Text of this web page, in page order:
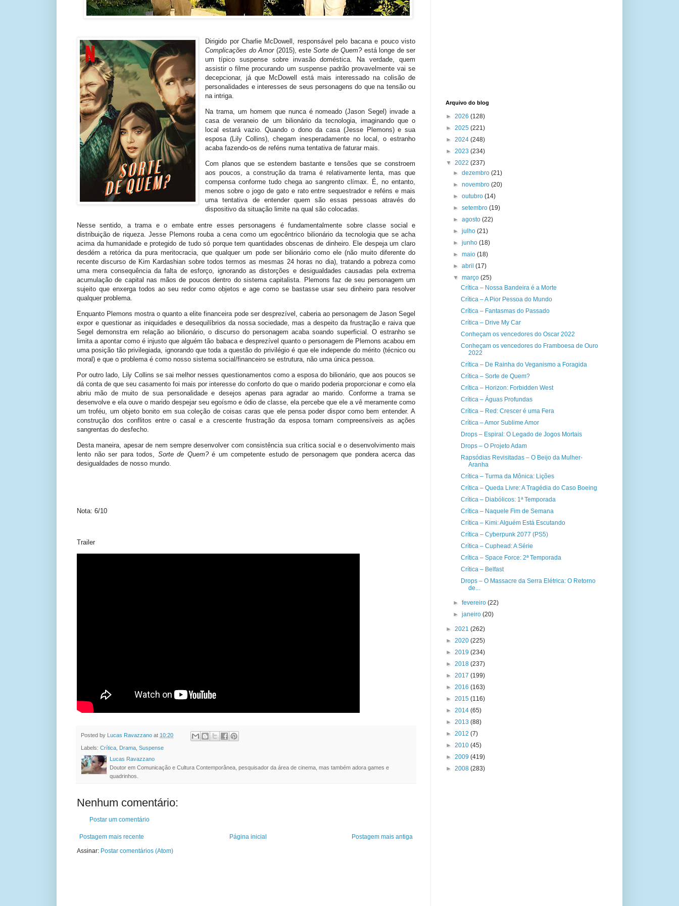
Dirigido por Charlie McDowell, responsável pelo bacana e pouco visto
Complicações do Amor (2015), esteSorte de Quem? está longe de ser
um típico suspense sobre invasão doméstica. Na verdade, quem
assistir o filme procurando um suspense padrão provavelmente vai se
decepcionar, já que McDowell está mais interessado na colisão de
personalidades e interesses de seus personagens do que na tensão ou
na intriga.
Na trama, um homem que nunca é nomeado (Jason Segel) invade a
casa de veraneio de um bilionário da tecnologia, imaginando que o
local estará vazio. Quando o dono da casa (Jesse Plemons) e sua
esposa (Lily Collins), chegam inesperadamente no local, o estranho
acaba fazendo-os de reféns numa tentativa de faturar mais.
Com planos que se estendem bastante e tensões que se constroem
aos poucos, a construção da trama é relativamente lenta, mas que
compensa conforme tudo chega ao sangrento clímax. É, no entanto,
menos sobre o jogo de gato e rato entre sequestrador e reféns e mais
uma tentativa de entender quem são essas pessoas através do
dispositivo da situação limite na qual são colocadas.
Nesse sentido, a trama e o embate entre esses personagens é fundamentalmente sobre classe social e
distribuição de riqueza. Jesse Plemons rouba a cena como um egocêntrico bilionário da tecnologia que se acha
acima da humanidade e protegido de tudo só porque tem quantidades obscenas de dinheiro. Ele despeja um claro
desdém a retórica da pura meritocracia, que qualquer um pode ser bilionário como ele (não muito diferente do
recente discurso de Kim Kardashian sobre todos termos as mesmas 24 horas no dia), tratando a pobreza como
uma mera consequência da falta de esforço, ignorando as distorções e desigualdades causadas pela extrema
acumulação de capital nas mãos de poucos dentro do sistema capitalista. Plemons faz de seu personagem um
sujeito que enxerga todos ao seu redor como objetos e age como se bastasse usar seu dinheiro para resolver
qualquer problema.
Enquanto Plemons mostra o quanto a elite financeira pode ser desprezível, caberia ao personagem de Jason Segel
expor e questionar as iniquidades e desequilíbrios da nossa sociedade, mas a despeito da frustração e raiva que
Segel demonstra em relação ao bilionário, o discurso do personagem acaba soando superficial. O estranho se
limita a apontar como é injusto que alguém tão babaca e desprezível quanto o personagem de Plemons acabou em
uma posição tão privilegiada, ignorando que toda a questão do privilégio é que ele independe do mérito (técnico ou
moral) e que o problema é como nosso sistema social/financeiro se estrutura, não uma única pessoa.
Por outro lado, Lily Collins se sai melhor nesses questionamentos como a esposa do bilionário, que aos poucos se
dá conta de que seu casamento foi mais por interesse do conforto do que o marido poderia proporcionar e como ela
abriu mão de muito de sua personalidade e desejos apenas para agradar ao marido. Conforme a trama se
desenvolve e ela ouve o marido despejar seu egoísmo e ódio de classe, ela percebe que ele a vê meramente como
um troféu, um objeto bonito em sua coleção de coisas caras que ele pensa poder dispor como bem entender. A
construção dos conflitos entre o casal e a crescente frustração da esposa tornam compreensíveis as ações
sangrentas do desfecho.
Desta maneira, apesar de nem sempre desenvolver com consistência sua crítica social e o desenvolvimento mais
lento não ser para todos, Sorte de Quem?é um competente estudo de personagem que pondera acerca das
desigualdades de nosso mundo.
Nota: 6/10
Trailer
Posted by Lucas Ravazzano at 10:20
Labels: Crítica Drama Suspense
Lucas Ravazzano
Doutor em Comunicação e Cultura Contemporânea, pesquisador da área de cinema, mas também adora games e
quadrinhos.
Nenhum comentário:
Postar um comentário
Postagem mais recente Postagem mais antiga
Página inicial
Assinar: Postar comentários (Atom)
Arquivo do blog
► 2026 (128)
► 2025 (221)
► 2024 (248)
► 2023 (234)
▼ 2022 (237)
►dezembro(21)
►novembro(20)
►outubro(14)
►setembro(19)
►agosto(22)
►julho(21)
►junho(18)
►maio(18)
►abril(17)
▼março(25)
Crítica – Nossa Bandeira é a Morte
Crítica – A Pior Pessoa do Mundo
Crítica – Fantasmas do Passado
Crítica – Drive My Car
Conheçam os vencedores do Oscar 2022
Conheçam os vencedores do Framboesa de Ouro
2022
Crítica – De Rainha do Veganismo a Foragida
Crítica – Sorte de Quem?
Crítica – Horizon: Forbidden West
Crítica – Águas Profundas
Crítica – Red: Crescer é uma Fera
Crítica – Amor Sublime Amor
Drops – Espiral: O Legado de Jogos Mortais
Drops – O Projeto Adam
Rapsódias Revisitadas – O Beijo da Mulher-
Aranha
Crítica – Turma da Mônica: Lições
Crítica – Queda Livre: A Tragédia do Caso Boeing
Crítica – Diabólicos: 1ª Temporada
Crítica – Naquele Fim de Semana
Crítica – Kimi: Alguém Está Escutando
Crítica – Cyberpunk 2077 (PS5)
Crítica – Cuphead: A Série
Crítica – Space Force: 2ª Temporada
Crítica – Belfast
Drops – O Massacre da Serra Elétrica: O Retorno
de...
►fevereiro(22)
►janeiro(20)
► 2021 (262)
► 2020 (225)
► 2019 (234)
► 2018 (237)
► 2017 (199)
► 2016 (163)
► 2015 (116)
► 2014 (65)
► 2013 (88)
► 2012 (7)
► 2010 (45)
► 2009 (419)
► 2008 (283)